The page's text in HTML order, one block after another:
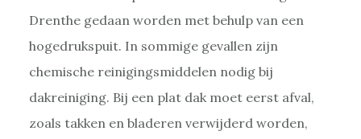
Drenthe gedaan worden met behulp van een
hogedrukspuit. In sommige gevallen zijn
chemische reinigingsmiddelen nodig bij
dakreiniging. Bij een plat dak moet eerst afval,
zoals takken en bladeren verwijderd worden,